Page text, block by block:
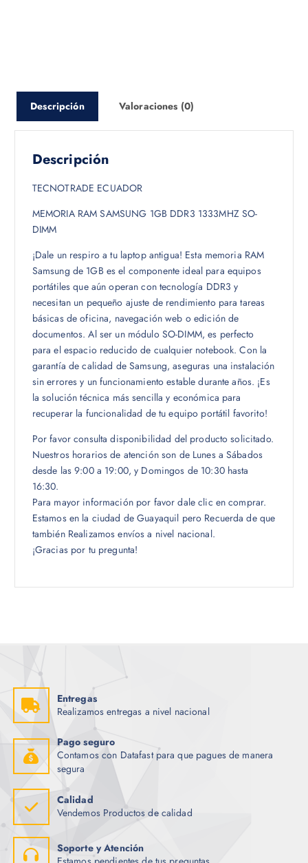
Descripción Valoraciones (0)
Descripción
TECNOTRADE ECUADOR
MEMORIA RAM SAMSUNG 1GB DDR3 1333MHZ SO-
DIMM
¡Dale un respiro a tu laptop antigua! Esta memoria RAM
Samsung de 1GB es el componente ideal para equipos
portátiles que aún operan con tecnología DDR3 y
necesitan un pequeño ajuste de rendimiento para tareas
básicas de oficina, navegación web o edición de
documentos. Al ser un módulo SO-DIMM, es perfecto
para el espacio reducido de cualquier notebook. Con la
garantía de calidad de Samsung, aseguras una instalación
sin errores y un funcionamiento estable durante años. ¡Es
la solución técnica más sencilla y económica para
recuperar la funcionalidad de tu equipo portátil favorito!
Por favor consulta disponibilidad del producto solicitado.
Nuestros horarios de atención son de Lunes a Sábados
desde las 9:00 a 19:00, y Domingos de 10:30 hasta
16:30.
Para mayor información por favor dale clic en comprar.
Estamos en la ciudad de Guayaquil pero Recuerda de que
también Realizamos envíos a nivel nacional.
¡Gracias por tu pregunta!
Entregas
Realizamos entregas a nivel nacional
Pago seguro
Contamos con Datafast para que pagues de manera
segura
Calidad
Vendemos Productos de calidad
Soporte y Atención